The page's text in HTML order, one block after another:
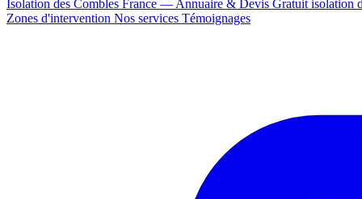
Isolation des Combles France — Annuaire & Devis Gratuit isolation
Zones d'intervention Nos services Témoignages